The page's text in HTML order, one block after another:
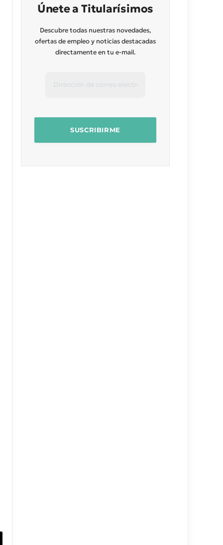
Únete a Titularísimos
Descubre todas nuestras novedades,
ofertas de empleo y noticias destacadas
directamente en tu e-mail.